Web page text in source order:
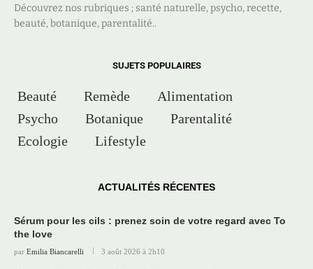
Découvrez nos rubriques ; santé naturelle, psycho, recette,
beauté, botanique, parentalité..
SUJETS POPULAIRES
Beauté Remède
Alimentation
Psycho
Botanique
Parentalité
Ecologie
Lifestyle
ACTUALITÉS RÉCENTES
Sérum pour les cils : prenez soin de votre regard avec To
the love
par Emilia Biancarelli 3 août 2026 à 2h10